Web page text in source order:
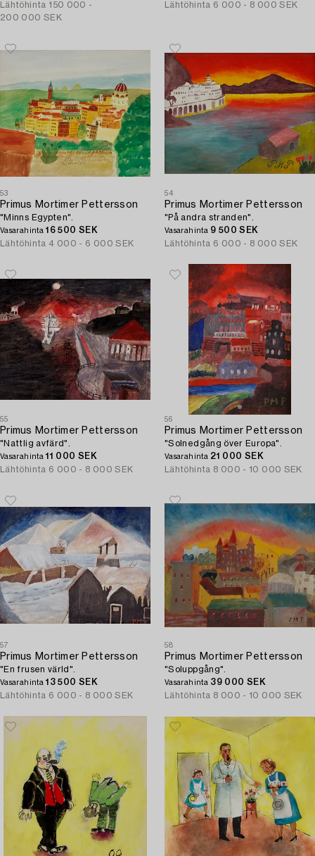
Lähtöhinta 150 000 -
200 000 SEK
Lähtöhinta 6 000 - 8 000 SEK
53
Primus Mortimer Pettersson
"Minns Egypten".
Vasarahinta16 500 SEK
Lähtöhinta 4 000 - 6 000 SEK
54
Primus Mortimer Pettersson
"På andra stranden".
Vasarahinta 9 500 SEK
Lähtöhinta 6 000 - 8 000 SEK
55
Primus Mortimer Pettersson
"Nattlig avfärd".
Vasarahinta11 000 SEK
Lähtöhinta 6 000 - 8 000 SEK
56
Primus Mortimer Pettersson
"Solnedgång över Europa".
Vasarahinta 21 000 SEK
Lähtöhinta 8 000 - 10 000 SEK
57
Primus Mortimer Pettersson
"En frusen värld".
Vasarahinta13 500 SEK
Lähtöhinta 6 000 - 8 000 SEK
58
Primus Mortimer Pettersson
"Soluppgång".
Vasarahinta 39 000 SEK
Lähtöhinta 8 000 - 10 000 SEK